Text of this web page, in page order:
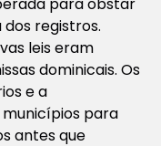
registros.
leis eram
dominicais. Os
e a
para
antes que